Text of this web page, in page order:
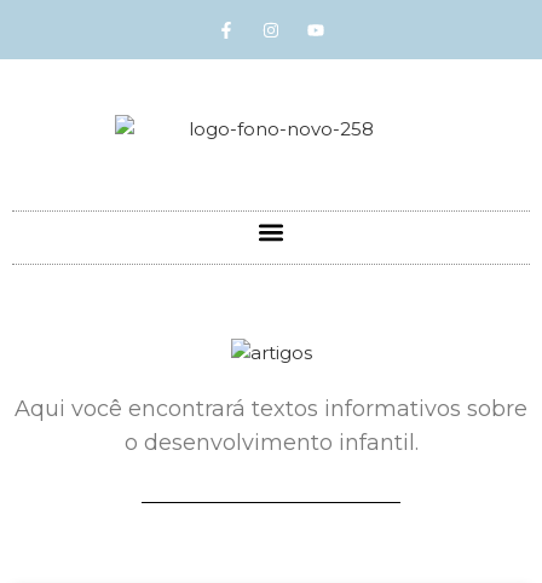
Aqui você encontrará textos informativos sobre
o desenvolvimento infantil.